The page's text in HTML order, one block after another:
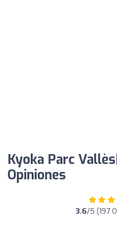
Kyoka Parc
Opiniones
3.6/5 (197